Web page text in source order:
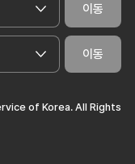
이동
이동
of Korea. All Rights